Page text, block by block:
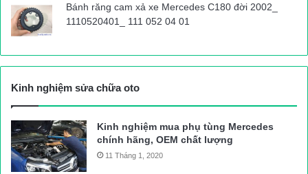
Bánh răng cam xả xe Mercedes C180 đời 2002_
1110520401_ 111 052 04 01
Kinh nghiệm sửa chữa oto
Kinh nghiệm mua phụ tùng Mercedes
chính hãng, OEM chất lượng
11 Tháng 1, 2020